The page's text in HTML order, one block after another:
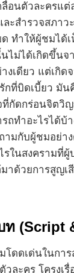
อนตัวละครแ
ละสำรวจสภาว
ด ทำให้ผู้ชมได้
ไม่ได้เกิดขึ้นจ
งเดียว แต่เกิด
กที่บิดเบี้ยว มัน
ที่กัดกร่อนจิตวิ
ถทำอะไรได้บ้า
มกับผู้ชมอย่าง
รในสงครามที่
าด้วยการสูญเ
ท (Script
ดดเด่นในการ
ละคร โครงเรื่